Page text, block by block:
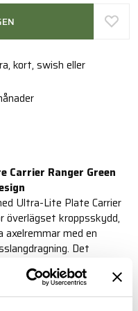
kort, swish eller
Ranger Green
Ultra-Lite Plate Carrier
överlägset kroppsskydd,
med en
Det
uppdrag.